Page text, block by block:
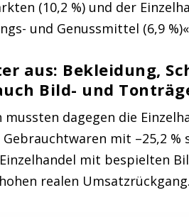
(10,2 %) und der
und Genussmittel (6,9
aus: Bekleidung,
Bild- und
dagegen die
mit –25,2 %
mit bespielten
realen Umsatzrückgang.